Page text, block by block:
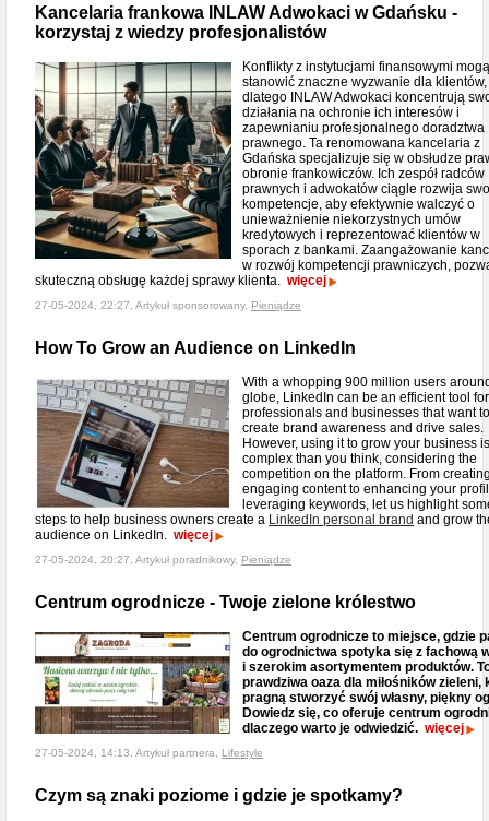
Kancelaria frankowa INLAW Adwokaci w Gdańsku -
korzystaj z wiedzy profesjonalistów
Konflikty z instytucjami finansowymi mogą
stanowić znaczne wyzwanie dla klientów,
dlatego INLAW Adwokaci koncentrują
działania na ochronie ich interesów i
zapewnianiu profesjonalnego doradztwa
prawnego. Ta renomowana kancelaria z
Gdańska specjalizuje się w obsłudze
obronie frankowiczów. Ich zespół radców
prawnych i adwokatów ciągle rozwija
kompetencje, aby efektywnie walczyć o
unieważnienie niekorzystnych umów
kredytowych i reprezentować klientów w
sporach z bankami. Zaangażowanie
w rozwój kompetencji prawniczych,
skuteczną obsługę każdej sprawy klienta. więcej
27-05-2024, 22:27, Artykuł sponsorowany, Pieniądze
How To Grow an Audience on LinkedIn
With a whopping 900 million users
globe, LinkedIn can be an efficient tool
professionals and businesses that want to
create brand awareness and drive sales.
However, using it to grow your business
complex than you think, considering the
competition on the platform. From
engaging content to enhancing your
leveraging keywords, let us highlight
steps to help business owners create a LinkedIn personal brand and grow
audience on LinkedIn. więcej
27-05-2024, 20:27, Artykuł poradnikowy, Pieniądze
Centrum ogrodnicze - Twoje zielone królestwo
Centrum ogrodnicze to miejsce, gdzie
do ogrodnictwa spotyka się z fachową
i szerokim asortymentem produktów.
prawdziwa oaza dla miłośników zieleni,
pragną stworzyć swój własny, piękny
Dowiedz się, co oferuje centrum
dlaczego warto je odwiedzić. więcej
27-05-2024, 14:13, Artykuł partnera, Lifestyle
Czym są znaki poziome i gdzie je spotkamy?